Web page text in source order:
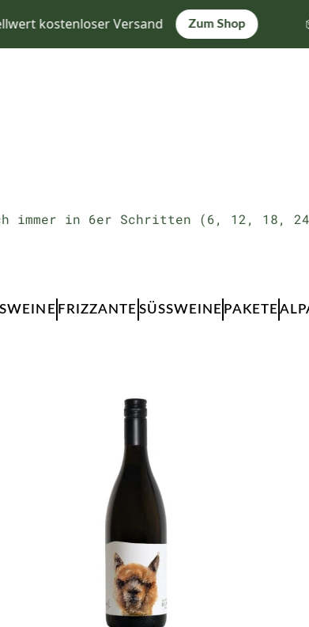
kostenloser Versand Zum Shop
immer in 6er Schritten (6, 12, 18,
FRIZZANTE SÜSSWEINE PAKETE